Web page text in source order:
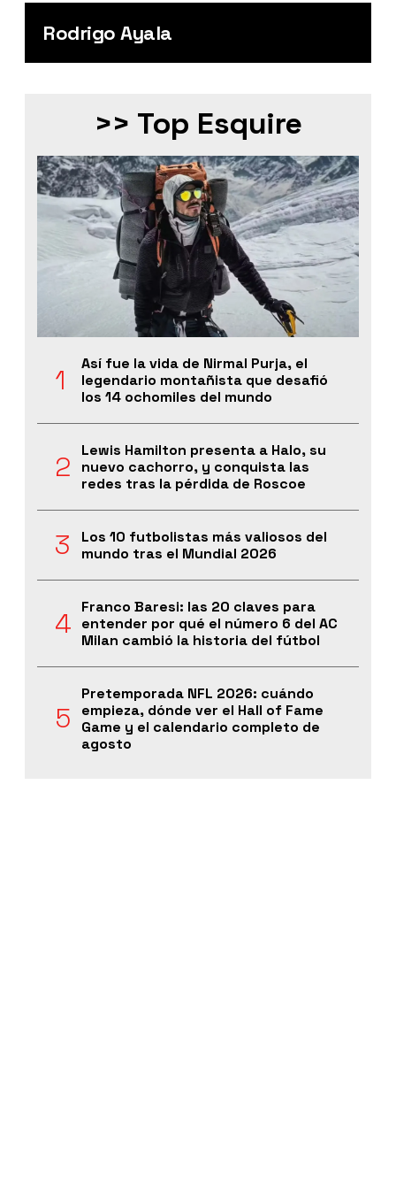
Rodrigo Ayala
>> Top Esquire
Así fue la vida de Nirmal Purja, el
legendario montañista que desafió
los 14 ochomiles del mundo
Lewis Hamilton presenta a Halo, su
nuevo cachorro, y conquista las
redes tras la pérdida de Roscoe
Los 10 futbolistas más valiosos del
mundo tras el Mundial 2026
Franco Baresi: las 20 claves para
entender por qué el número 6 del AC
Milan cambió la historia del fútbol
Pretemporada NFL 2026: cuándo
empieza, dónde ver el Hall of Fame
Game y el calendario completo de
agosto